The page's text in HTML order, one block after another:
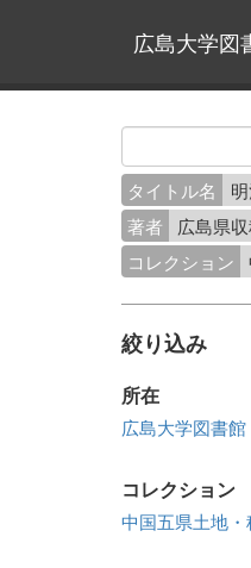
広島大学図
タイトル名
著者
広島県
コレクション
絞り込み
所在
広島大学図書館
コレクション
中国五県土地